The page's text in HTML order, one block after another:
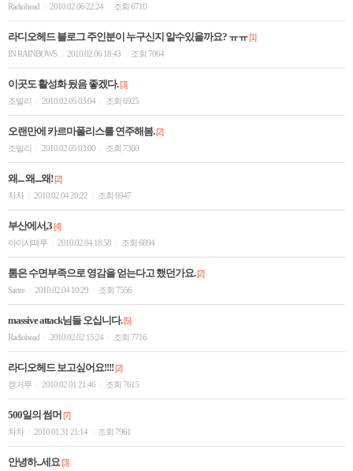
Radiohead
2010.02.06 22:24 조회 6710
라디오헤드 블로그 주인분이 누구신지 알수있을까요? ㅠㅠ[1]
IN RAINBOWS
2010.02.06 18:43 조회 7064
이곳도 활성화 됬음 좋겠다.[3]
조빌리
2010.02.05 03:04 조회 6925
오랜만에 카르마폴리스를 연주해봄.[2]
조빌리
2010.02.05 03:00 조회 7360
왜.... 왜....왜![2]
차차
2010.02.04 20:22 조회 6947
부산에서,3[4]
아이시떼루
2010.02.04 18:58 조회 6894
톰은 수면부족으로 영감을 얻는다고 했던가요.[2]
Sartre
2010.02.04 10:29 조회 7556
massive attack님들 오십니다.[5]
Radiohead
2010.02.02 15:24 조회 7716
라디오헤드 보고싶어요!!!![2]
캥거루
2010.02.01 21:46 조회 7615
500일의 썸머 [7]
차차
2010.01.31 21:14 조회 7961
안녕하...세요[3]